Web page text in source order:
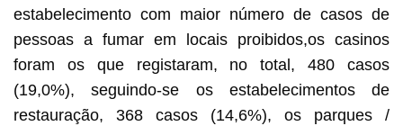
estabelecimento com maior número de casos de
pessoas a fumar em locais proibidos,os casinos
foram os que registaram, no total, 480 casos
(19,0%), seguindo-se os estabelecimentos de
restauração, 368 casos (14,6%), os parques /